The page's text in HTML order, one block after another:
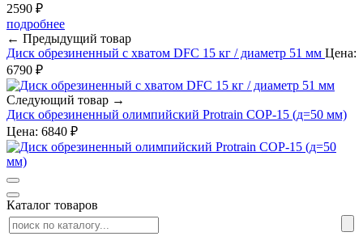
2590 ₽
подробнее
← Предыдущий товар
Диск обрезиненный с хватом DFC 15 кг / диаметр 51 мм Цена:
6790 ₽
Следующий товар →
Диск обрезиненный олимпийский Protrain COP-15 (д=50 мм)
Цена: 6840 ₽
Каталог товаров